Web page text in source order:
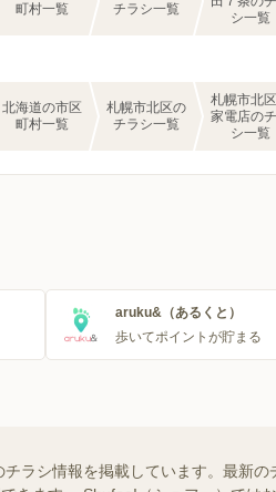
町村一覧
チラシ一覧
シ一覧
北海道の市区
町村一覧
札幌市北区の
チラシ一覧
札幌市北
家電店の
シ一覧
aruku&（あるくと）
歩いてポイントが貯まる
ラシ情報を掲載しています。最新